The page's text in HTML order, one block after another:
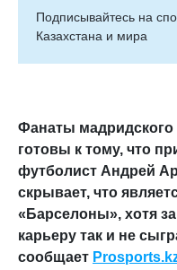
Подписывайтесь на
Казахстана и мира
Фанаты
готовы к тому, что
футболист Андрей
скрывает, что
«Барселоны», хотя
карьеру так и не
сообщает